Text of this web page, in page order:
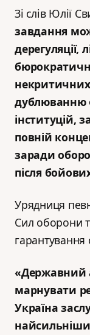
Зі слів Юлії
завдання
дерегуляції,
дублюванню
інституцій,
повній
заради
після
Урядниця
Сил оборони
гарантування
«Державний
марнувати
Україна